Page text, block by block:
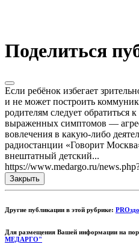
Поделиться
Если ребёнок избегает
и не может построить
родителям следует обратиться
выраженных симптомов —
вовлечения в какую-либо
радиостанции «Говорит
внештатный детский...
https://www.medargo.ru/
Закрыть
Другие публикации в этой рубрике:
Для размещения Вашей информации на
МЕДАРГО"